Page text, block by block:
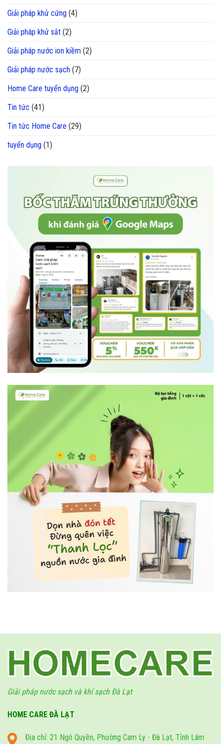
Giải pháp khử cứng (4)
Giải pháp khử sắt (2)
Giải pháp nước ion kiềm (2)
Giải pháp nước sạch (7)
Home Care tuyển dụng (2)
Tin tức (41)
Tin tức Home Care (29)
tuyển dụng (1)
Giải pháp nước sạch và khí sạch Đà Lạt
HOME CARE ĐÀ LẠT
Địa chỉ: 21 Ngô Quyền, Phường Cam Ly - Đà Lạt, Tỉnh Lâm